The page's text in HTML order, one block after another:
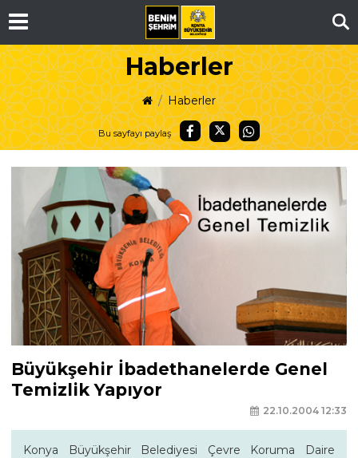
Haberler
Haberler
Bu sayfayı paylaş
Büyükşehir İbadethanelerde Genel
Temizlik Yapıyor
22.10.2004 12:33
Konya Büyükşehir Belediyesi Çevre Koruma Daire